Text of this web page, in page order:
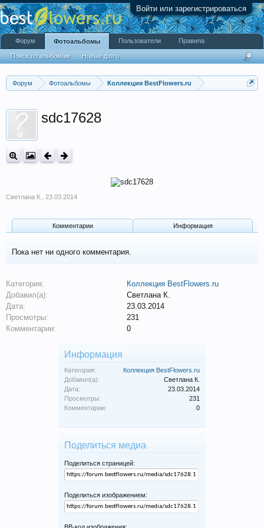
Войти или зарегистрироваться
Форум Фотоальбомы Коллекция BestFlowers.ru
sdc17628
Светлана К. 23.03.2014
Комментарии Информация
Пока нет ни одного комментария.
Категория:
Коллекция BestFlowers.ru
Добавил(а):
Светлана К.
Дата:
23.03.2014
Просмотры:
231
Комментарии:
0
Информация
Категория:
Коллекция BestFlowers.ru
Добавил(а):
Светлана К.
Дата:
23.03.2014
Просмотры:
231
Комментарии:
0
Поделиться медиа
Поделиться страницей:
Поделиться изображением:
Форум Фотоальбомы
Поиск по альбомам Новые фото
Пользователи Правила